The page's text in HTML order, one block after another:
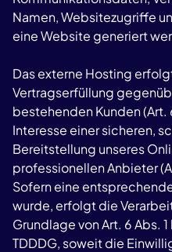
Namen, Websitezugriffe
eine Website generiert
Das externe Hosting
Vertragserfüllung
bestehenden Kunden (Art.
Interesse einer sicheren,
Bereitstellung unseres
professionellen Anbieter
Sofern eine
wurde, erfolgt die
Grundlage von Art. 6 Abs.
TDDDG, soweit die